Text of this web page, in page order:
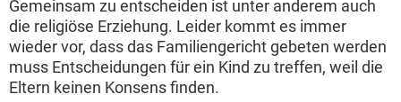
Gemeinsam zu entscheiden ist unter anderem auch
die religiöse Erziehung. Leider kommt es immer
wieder vor, dass das Familiengericht gebeten werden
muss Entscheidungen für ein Kind zu treffen, weil die
Eltern keinen Konsens finden.